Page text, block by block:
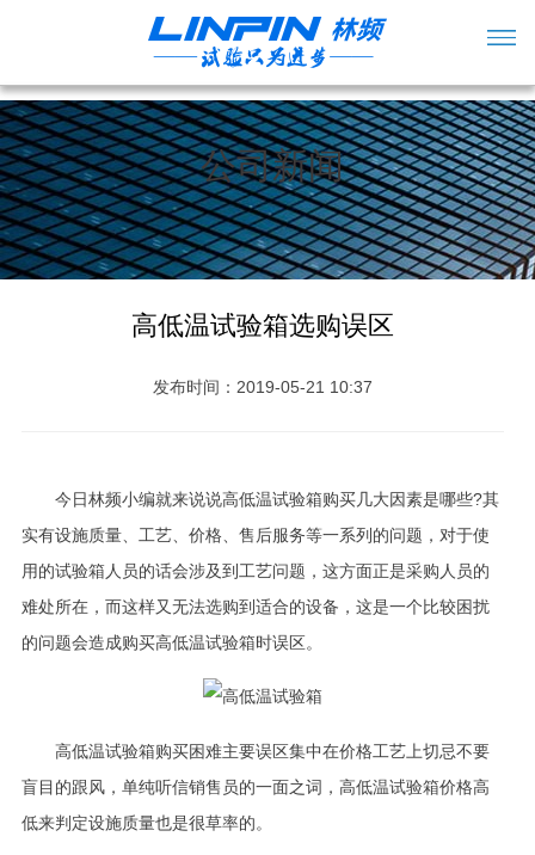
公司新闻
高低温试验箱选购误区
发布时间：2019-05-21 10:37
今日林频小编就来说说高低温试验箱购买几大因素是哪些?其
实有设施质量、工艺、价格、售后服务等一系列的问题，对于使
用的试验箱人员的话会涉及到工艺问题，这方面正是采购人员的
难处所在，而这样又无法选购到适合的设备，这是一个比较困扰
的问题会造成购买高低温试验箱时误区。
高低温试验箱购买困难主要误区集中在价格工艺上切忌不要
盲目的跟风，单纯听信销售员的一面之词，高低温试验箱价格高
低来判定设施质量也是很草率的。